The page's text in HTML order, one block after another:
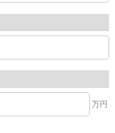
万円